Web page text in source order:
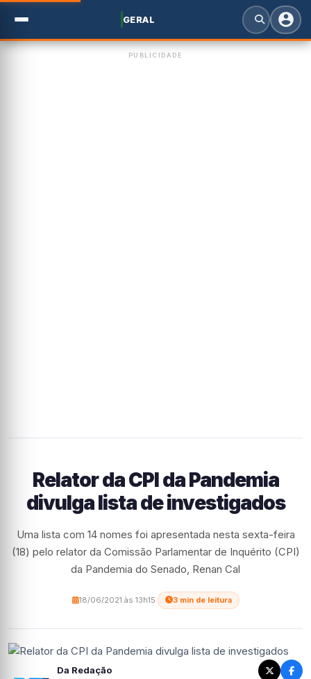
GERAL
PUBLICIDADE
Relator da CPI da Pandemia
divulga lista de investigados
Uma lista com 14 nomes foi apresentada nesta sexta-feira
(18) pelo relator da Comissão Parlamentar de Inquérito (CPI)
da Pandemia do Senado, Renan Cal
18/06/2021 às 13h15 3 min de leitura
Da Redação